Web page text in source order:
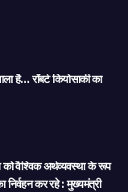
है… रॉबर्ट कियोसाकी का
को वैश्विक अर्थव्यवस्था के रूप
निर्वहन कर रहे : मुख्यमंत्री